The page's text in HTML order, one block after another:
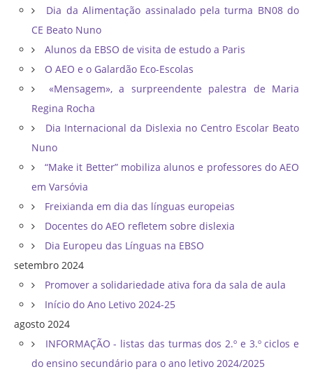
Dia da Alimentação assinalado pela turma BN08 do
CE Beato Nuno
Alunos da EBSO de visita de estudo a Paris
O AEO e o Galardão Eco-Escolas
«Mensagem», a surpreendente palestra de Maria
Regina Rocha
Dia Internacional da Dislexia no Centro Escolar Beato
Nuno
“Make it Better” mobiliza alunos e professores do AEO
em Varsóvia
Freixianda em dia das línguas europeias
Docentes do AEO refletem sobre dislexia
Dia Europeu das Línguas na EBSO
setembro 2024
Promover a solidariedade ativa fora da sala de aula
Início do Ano Letivo 2024-25
agosto 2024
INFORMAÇÃO - listas das turmas dos 2.º e 3.º ciclos e
do ensino secundário para o ano letivo 2024/2025